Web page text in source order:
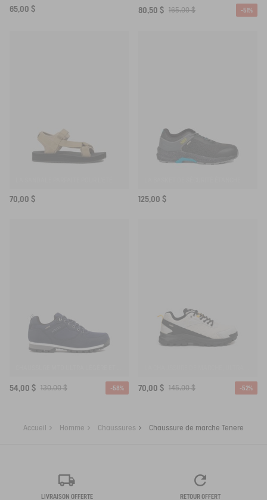
65,00 $ 80,50 $ 165,00 $ -51%
70,00 $ 125,00 $
54,00 $ 130,00 $ -58% 70,00 $ 145,00 $ -52%
Accueil Homme Chaussures Chaussure de marche Tenere
LIVRAISON OFFERTE
RETOUR OFFERT